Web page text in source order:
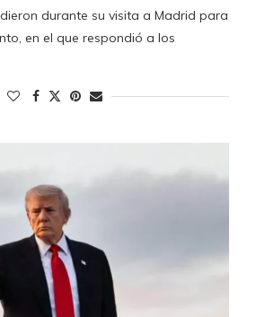
durante su visita a Madrid para
en el que respondió a los